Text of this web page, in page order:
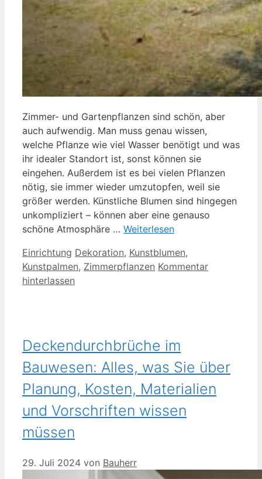
Zimmer- und Gartenpflanzen sind schön, aber
auch aufwendig. Man muss genau wissen,
welche Pflanze wie viel Wasser benötigt und was
ihr idealer Standort ist, sonst können sie
eingehen. Außerdem ist es bei vielen Pflanzen
nötig, sie immer wieder umzutopfen, weil sie
größer werden. Künstliche Blumen sind hingegen
unkompliziert – können aber eine genauso
schöne Atmosphäre … Weiterlesen
Kategorien
Einrichtung Schlagwörter
Dekoration, Kunstblumen,
Kunstpalmen, Zimmerpflanzen Kommentar
hinterlassen
Deckendurchbrüche im
Bauwesen: Alles, was Sie über
Planung, Kosten, Materialien
und Vorschriften wissen
müssen
29. Juli 2024 von Bauherr